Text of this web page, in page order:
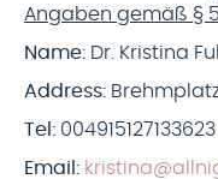
Angaben gemäß § 5
Name: Dr. Kristina
Address:
Tel: 004915127133623
Email: